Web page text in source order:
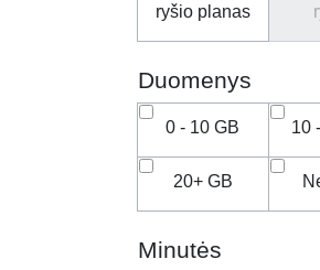
ryšio planas
Duomenys
0 - 10 GB 10
20+ GB
Minutės